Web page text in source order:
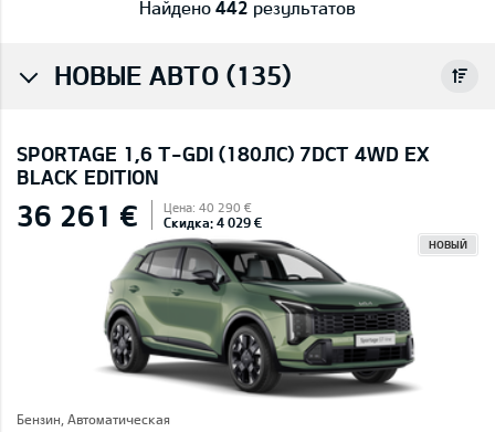
Найдено 442 результатов
НОВЫЕ АВТО (135)
SPORTAGE 1,6 T-GDI (180ЛС) 7DCT 4WD EX
BLACK EDITION
36 261 € Цена: 40 290 €
Скидка: 4 029 €
НОВЫЙ
Бензин, Автоматическая